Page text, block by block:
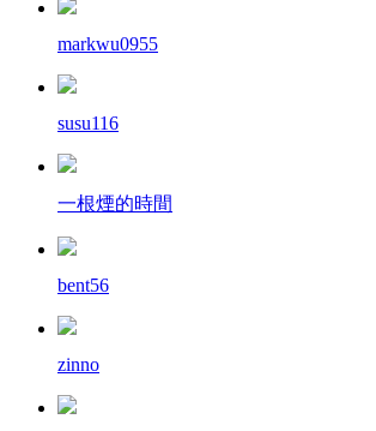
markwu0955
susu116
一根煙的時間
bent56
zinno